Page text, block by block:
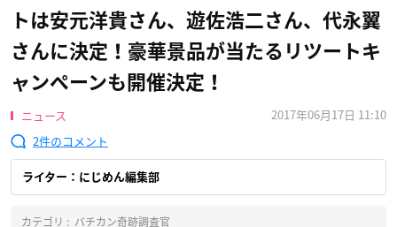
トは安元洋貴さん、遊佐浩二さん、代永翼
さんに決定！豪華景品が当たるリツートキ
ャンペーンも開催決定！
ニュース
2017年06月17日 11:10
2
ライター：にじめん編集部
カテゴリ : バチカン奇跡調査官